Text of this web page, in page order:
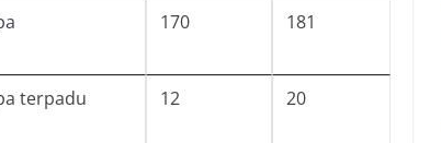
170 181
terpadu 12 20